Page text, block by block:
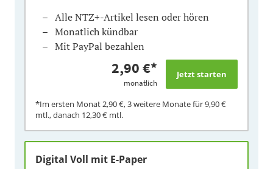
Alle NTZ+-Artikel lesen oder hören
Monatlich kündbar
Mit PayPal bezahlen
2,90 €*
monatlich
*Im ersten Monat2,90 €, 3 weitere Monate für9,90 €
mtl., danach 12,30 € mtl.
Digital Voll mit E-Paper